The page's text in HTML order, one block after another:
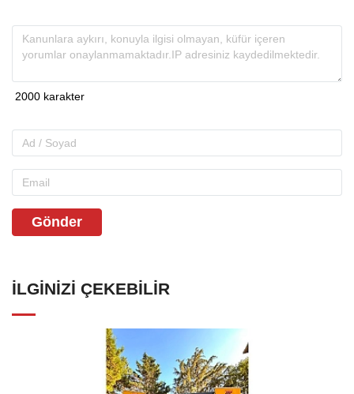
Gönder
İLGINIZI ÇEKEBILIR